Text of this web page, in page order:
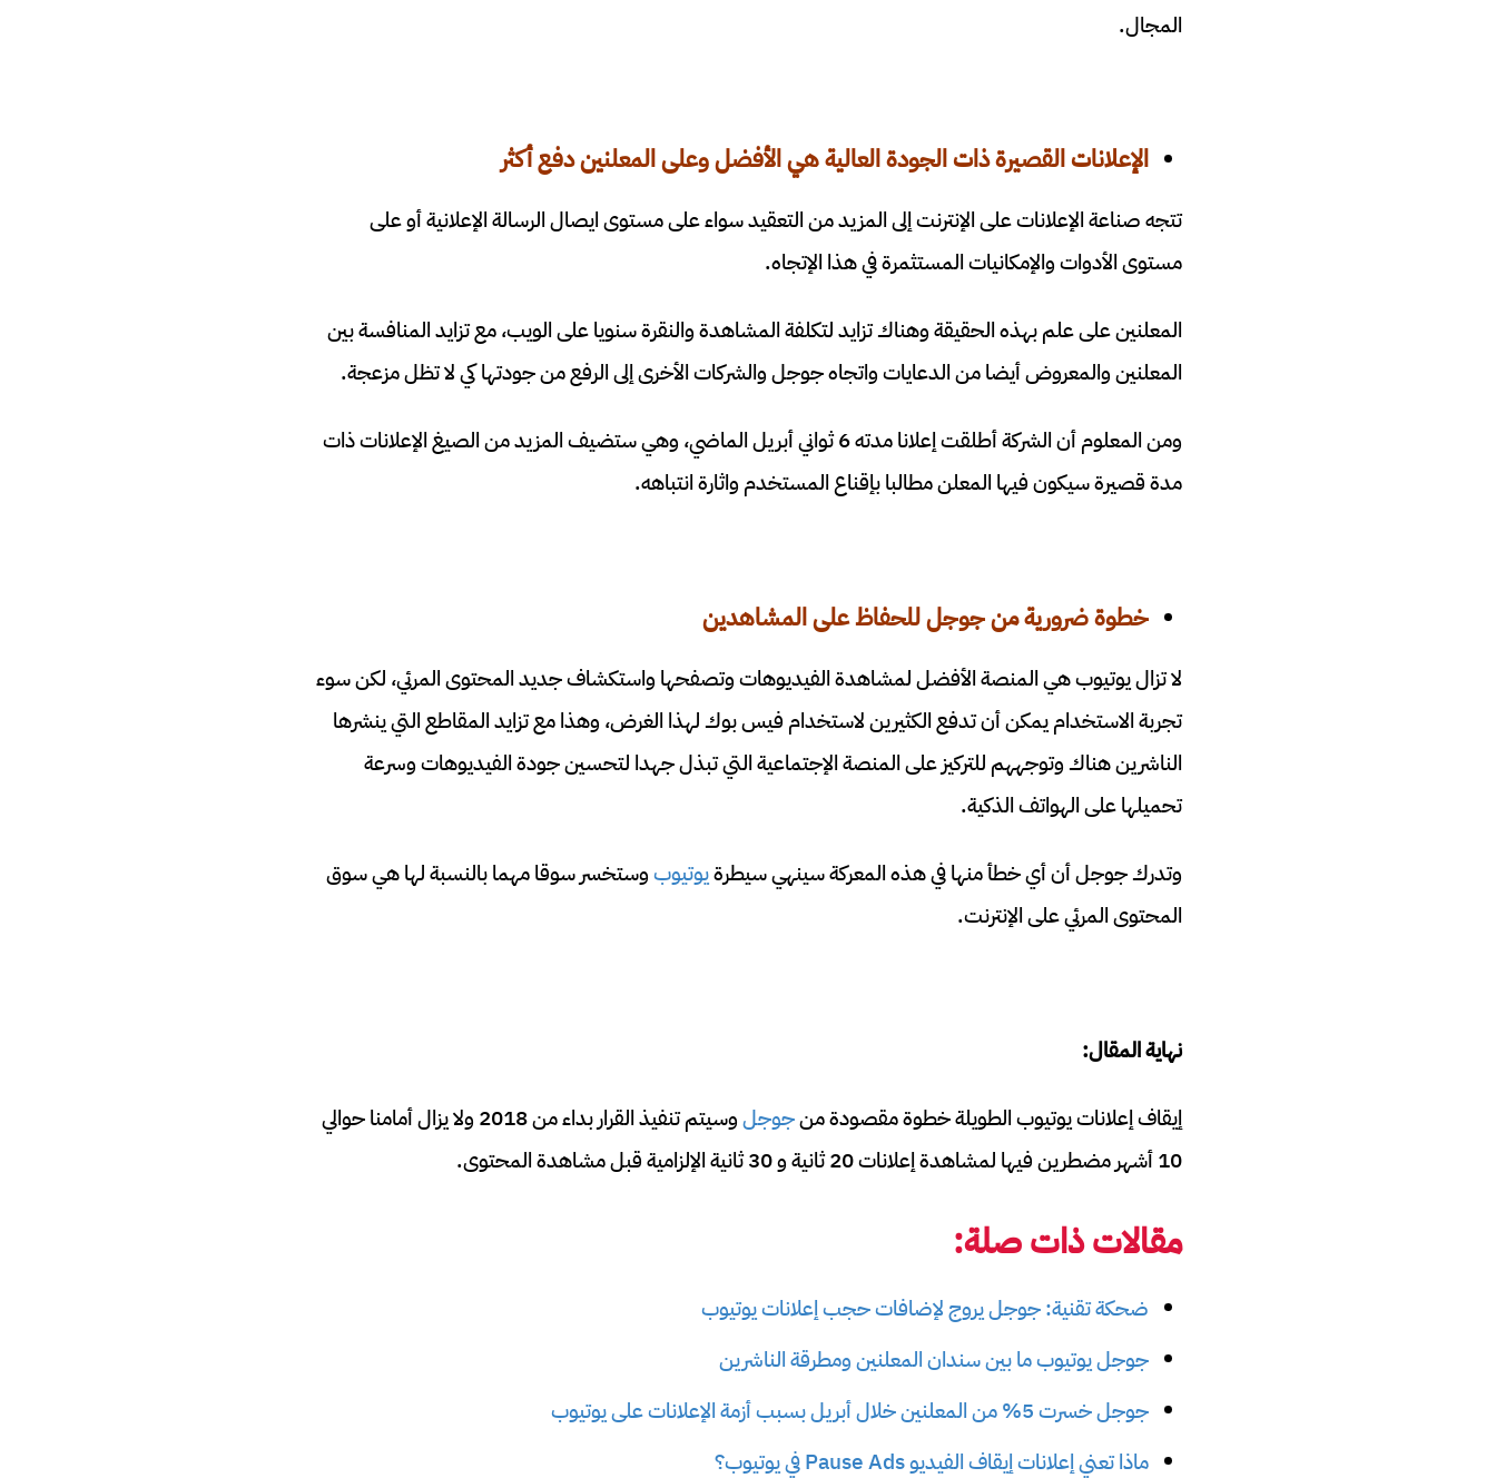
المجال.
الإعلانات القصيرة ذات الجودة العالية هي الأفضل وعلى المعلنين دفع أكثر
تتجه صناعة الإعلانات على الإنترنت إلى المزيد من التعقيد سواء على مستوى ايصال الرسالة الإعلانية أو على
مستوى الأدوات والإمكانيات المستثمرة في هذا الإتجاه.
المعلنين على علم بهذه الحقيقة وهناك تزايد لتكلفة المشاهدة والنقرة سنويا على الويب، مع تزايد المنافسة بين
المعلنين والمعروض أيضا من الدعايات واتجاه جوجل والشركات الأخرى إلى الرفع من جودتها كي لا تظل مزعجة.
ومن المعلوم أن الشركة أطلقت إعلانا مدته 6 ثواني أبريل الماضي، وهي ستضيف المزيد من الصيغ الإعلانات ذات
مدة قصيرة سيكون فيها المعلن مطالبا بإقناع المستخدم واثارة انتباهه.
خطوة ضرورية من جوجل للحفاظ على المشاهدين
لا تزال يوتيوب هي المنصة الأفضل لمشاهدة الفيديوهات وتصفحها واستكشاف جديد المحتوى المرئي، لكن سوء
تجربة الاستخدام يمكن أن تدفع الكثيرين لاستخدام فيس بوك لهذا الغرض، وهذا مع تزايد المقاطع التي ينشرها
الناشرين هناك وتوجههم للتركيز على المنصة الإجتماعية التي تبذل جهدا لتحسين جودة الفيديوهات وسرعة
تحميلها على الهواتف الذكية.
وتدرك جوجل أن أي خطأ منها في هذه المعركة سينهي سيطرةيوتيوبوستخسر سوقا مهما بالنسبة لها هي سوق
المحتوى المرئي على الإنترنت.
نهاية المقال:
إيقاف إعلانات يوتيوب الطويلة خطوة مقصودة منجوجل
وسيتم تنفيذ القرار بداء من 2018 ولا يزال أمامنا حوالي
10 أشهر مضطرين فيها لمشاهدة إعلانات 20 ثانية و 30 ثانية الإلزامية قبل مشاهدة المحتوى.
مقالات ذات صلة:
ضحكة تقنية: جوجل يروج لإضافات حجب إعلانات يوتيوب
جوجل يوتيوب ما بين سندان المعلنين ومطرقة الناشرين
جوجل خسرت 5% من المعلنين خلال أبريل بسبب أزمة الإعلانات على يوتيوب
ماذا تعني إعلانات إيقاف الفيديو Pause Ads في يوتيوب؟